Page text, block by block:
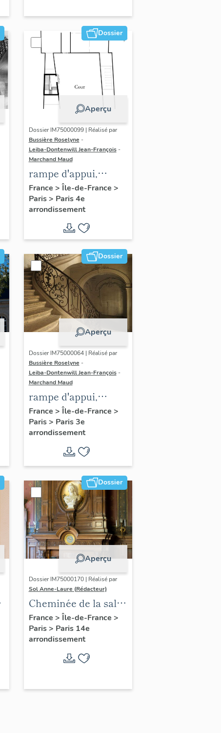
Dossier
Aperçu
Dossier IM75000099 | Réalisé par
Bussière Roselyne -
Leiba-Dontenwill Jean-François -
Marchand Maud
rampe d'appui,
escalier de la maison
à porte cochère (non
étudié)
France > Île-de-France >
Paris> Paris 4e
arrondissement
Dossier
Aperçu
Dossier IM75000064 | Réalisé par
Bussière Roselyne -
Leiba-Dontenwill Jean-François -
Marchand Maud
rampe d'appui,
escalier de la maison
à porte cochère dite
hôtel Le Lièvre de
La Grange
France > Île-de-France >
Paris> Paris 3e
arrondissement
Dossier
Aperçu
Dossier IM75000170 | Réalisé par
Sol Anne-Laure (Rédacteur)
Cheminée de la salle
des mariages
France > Île-de-France >
Paris> Paris 14e
arrondissement